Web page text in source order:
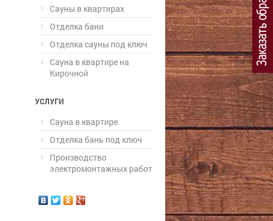
Сауны в квартирах
Отделка бани
Отделка сауны под ключ
Сауна в квартире на
Кирочной
УСЛУГИ
Сауна в квартире
Отделка бань под ключ
Производство
электромонтажных работ